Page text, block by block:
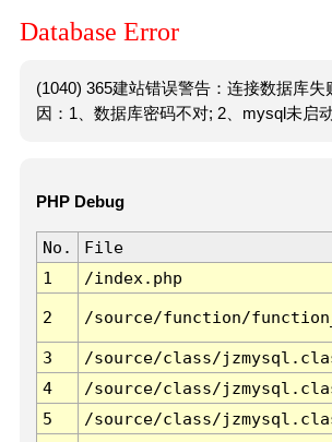
Database Error
(1040) 365建站错误警告：连接数据库失
因：1、数据库密码不对; 2、mysql未启动
PHP Debug
No. File
1
/index.php
2 /source/function/
3 /source/class/
4
/source/class/
5
/source/class/